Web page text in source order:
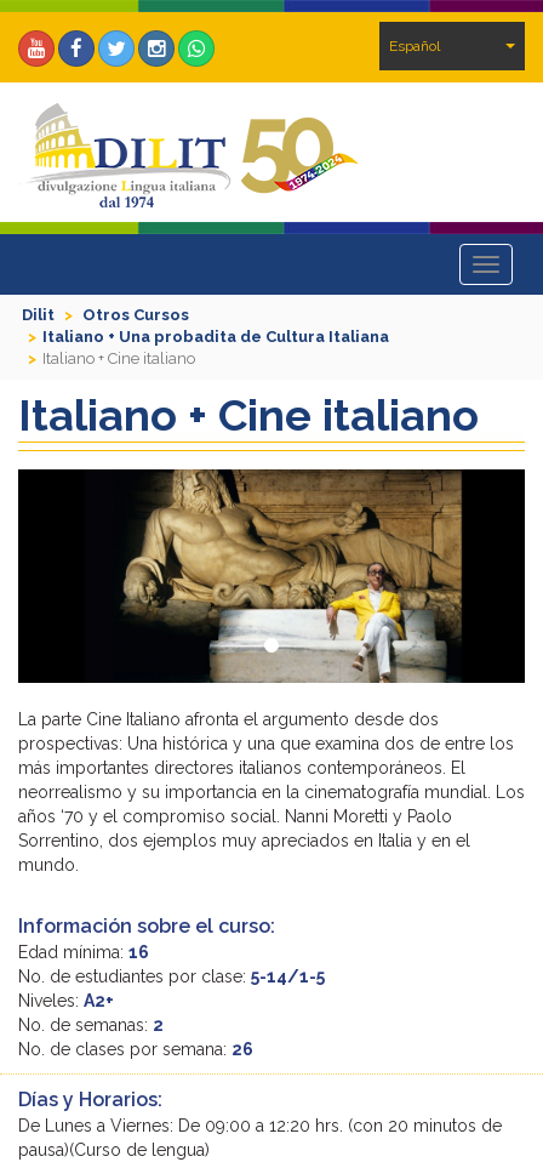
Español
Toggle
Dilit
Otros Cursos
Italiano + Una probadita de Cultura Italiana
Italiano + Cine italiano
Italiano + Cine italiano
La parte Cine Italiano afronta el argumento desde dos
prospectivas: Una histórica y una que examina dos de entre los
más importantes directores italianos contemporáneos. El
neorrealismo y su importancia en la cinematografía mundial. Los
años ‘70 y el compromiso social. Nanni Moretti y Paolo
Sorrentino, dos ejemplos muy apreciados en Italia y en el
mundo.
Información sobre el curso:
Edad mínima: 16
No. de estudiantes por clase: 5-14/1-5
Niveles: A2+
No. de semanas: 2
No. de clases por semana: 26
Días y Horarios:
De Lunes a Viernes: De 09:00 a 12:20 hrs. (con 20 minutos de
pausa)(Curso de lengua)